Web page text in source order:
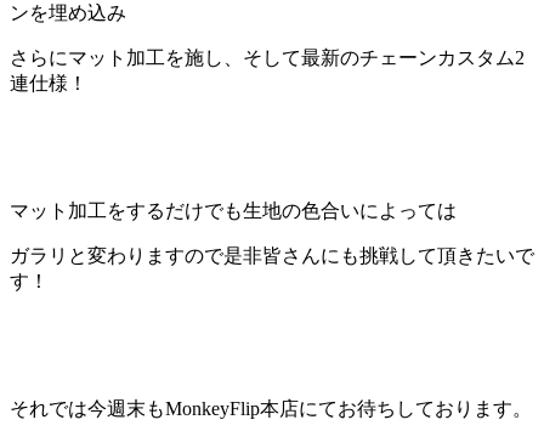
ンを埋め込み
さらにマット加工を施し、そして最新のチェーンカスタム2
連仕様！
マット加工をするだけでも生地の色合いによっては
ガラリと変わりますので是非皆さんにも挑戦して頂きたいで
す！
それでは今週末もMonkeyFlip本店にてお待ちしております。